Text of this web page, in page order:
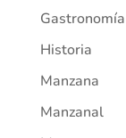
Gastronomía
Historia
Manzana
Manzanal